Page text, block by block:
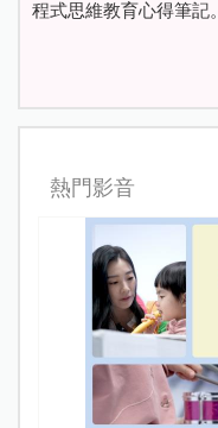
程式思維教育心得筆記。
熱門影音